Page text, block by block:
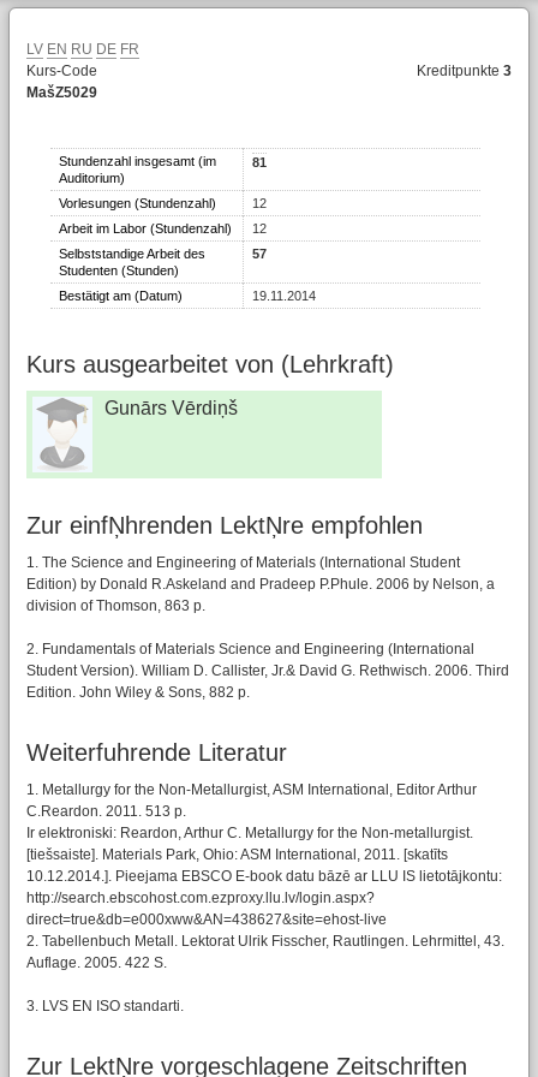
LV EN RU DE FR
Kurs-Code
MašZ5029
Kreditpunkte3
Stundenzahl insgesamt (im
Auditorium)
81
Vorlesungen (Stundenzahl)
12
Arbeit im Labor (Stundenzahl)
12
Selbststandige Arbeit des
Studenten (Stunden)
57
Bestätigt am (Datum) 19.11.2014
Kurs ausgearbeitet von (Lehrkraft)
Gunārs Vērdiņš
Zur einfŅhrenden LektŅre empfohlen
1. The Science and Engineering of Materials (International Student
Edition) by Donald R.Askeland and Pradeep P.Phule. 2006 by Nelson, a
division of Thomson, 863 p.
2. Fundamentals of Materials Science and Engineering (International
Student Version). William D. Callister, Jr.& David G. Rethwisch. 2006. Third
Edition. John Wiley & Sons, 882 p.
Weiterfuhrende Literatur
1. Metallurgy for the Non-Metallurgist, ASM International, Editor Arthur
C.Reardon. 2011. 513 p.
Ir elektroniski: Reardon, Arthur C. Metallurgy for the Non-metallurgist.
[tiešsaiste]. Materials Park, Ohio: ASM International, 2011. [skatīts
10.12.2014.]. Pieejama EBSCO E-book datu bāzē ar LLU IS lietotājkontu:
http://search.ebscohost.com.ezproxy.llu.lv/login.aspx?
direct=true&db=e000xww&AN=438627&site=ehost-live
2. Tabellenbuch Metall. Lektorat Ulrik Fisscher, Rautlingen. Lehrmittel, 43.
Auflage. 2005. 422 S.
3. LVS EN ISO standarti.
Zur LektŅre vorgeschlagene Zeitschriften